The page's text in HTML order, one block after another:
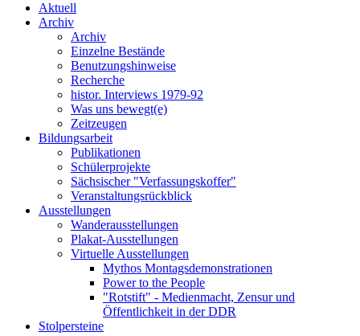
Aktuell
Archiv
Archiv
Einzelne Bestände
Benutzungshinweise
Recherche
histor. Interviews 1979-92
Was uns bewegt(e)
Zeitzeugen
Bildungsarbeit
Publikationen
Schülerprojekte
Sächsischer "Verfassungskoffer"
Veranstaltungsrückblick
Ausstellungen
Wanderausstellungen
Plakat-Ausstellungen
Virtuelle Ausstellungen
Mythos Montagsdemonstrationen
Power to the People
"Rotstift" - Medienmacht, Zensur und
Öffentlichkeit in der DDR
Stolpersteine